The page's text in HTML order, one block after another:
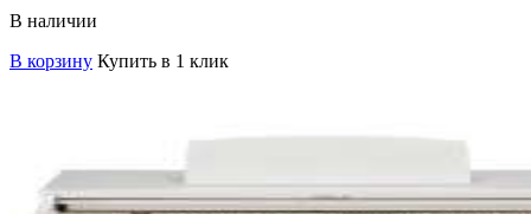
В наличии
В корзину Купить в 1 клик